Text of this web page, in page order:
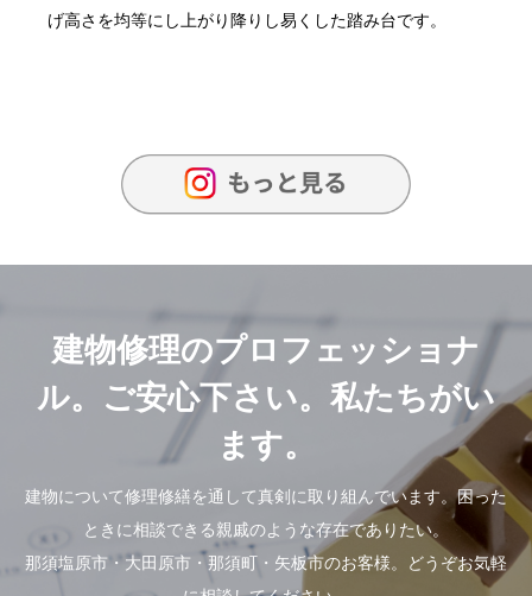
げ高さを均等にし上がり降りし易くした踏み台です。
建物修理のプロフェッショナ
ル。ご安心下さい。私たちがい
ます。
建物について修理修繕を通して真剣に取り組んでいます。困った
ときに相談できる親戚のような存在でありたい。
那須塩原市・大田原市・那須町・矢板市のお客様。どうぞお気軽